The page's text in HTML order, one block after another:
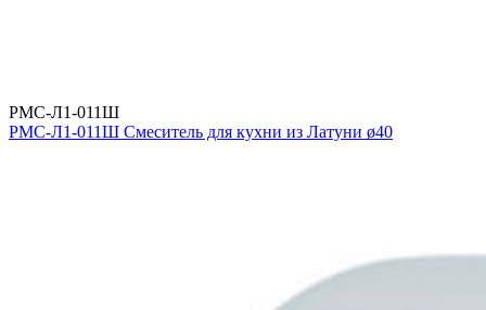
РМС-Л1-011Ш
РМС-Л1-011Ш Смеситель для кухни из Латуни ø40